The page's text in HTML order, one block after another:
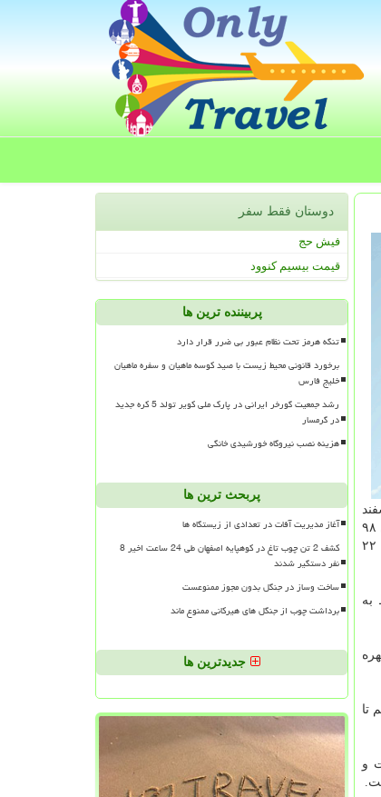
تیر و اسفند
ماه سال قبل با ۸ ایستگاه افتتاح كردیم كه تعداد این ایستگاه ها با احتساب مجموعه ایستگاه های بهره برداری شده طی ماه های آینده در سال ۹۸
به ۱۶ ایستگاه خواهد رسید همینطور ۶ ایستگاه باقیمانده در برنامه سال ۹۹ است كه در مجموعه با تامین منابع مالی و تكمیل خط ۷ شاهد ۲۲
نخستین افتتاح ما در خط ۶ مربوط به
بهره
رقم تا
و
دوستان فقط سفر
فیش حج
قیمت بیسیم کنوود
پربیننده ترین ها
تنگه هرمز تحت نظام عبور بی ضرر قرار دارد
برخورد قانونی محیط زیست با صید کوسه ماهیان و سفره ماهیان
خلیج فارس
رشد جمعیت گورخر ایرانی در پارک ملی کویر تولد 5 کره جدید
در گرمسار
هزینه نصب نیروگاه خورشیدی خانگی
پربحث ترین ها
آغاز مدیریت آفات در تعدادی از زیستگاه ها
کشف 2 تن چوب تاغ در کوهپایه اصفهان طی 24 ساعت اخیر 8
نفر دستگیر شدند
ساخت وساز در جنگل بدون مجوز ممنوعست
برداشت چوب از جنگل های هیرکانی ممنوع ماند
جدیدترین ها